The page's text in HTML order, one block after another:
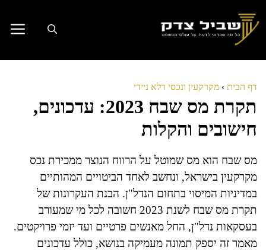
לתוכן
דף הבית › מקרקעין ונכסי דלא ניידי
תקרת מס שבח 2023: עדכונים,
חישובים והקלות
מס שבח הוא מס שמוטל על הרווח הנוצר ממכירת נכס
מקרקעין בישראל, ונחשב לאחד הביטויים המהותיים
במדיניות המיסוי בתחום הנדל"ן. הבנת העקרונות של
תקרת מס שבח לשנת 2023 חשובה לכל מי שמעורב
בעסקאות נדל"ן, החל מאנשים פרטיים ועד יזמי פרויקטים.
מאמר זה יספק תמונה מעמיקה בנושא, כולל עדכונים